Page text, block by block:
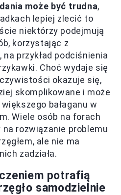
może być trudna,
lepiej zlecić to
niektórzy podejmują
korzystając z
przykład podciśnienia
Choć wydaje się
okazuje się,
skomplikowane i może
bałaganu w
Wiele osób na forach
rozwiązanie problemu
ale nie ma
zadziała.
potrafią
samodzielnie